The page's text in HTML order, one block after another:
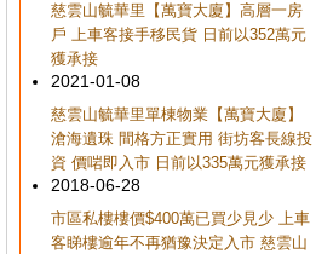
慈雲山毓華里【萬寶大廈】高層一房
戶 上車客接手移民貨 日前以352萬元
獲承接
2021-01-08
慈雲山毓華里單棟物業【萬寶大廈】
滄海遺珠 間格方正實用 街坊客長線投
資 價啱即入市 日前以335萬元獲承接
2018-06-28
市區私樓樓價$400萬已買少見少 上車
客睇樓逾年不再猶豫決定入市 慈雲山